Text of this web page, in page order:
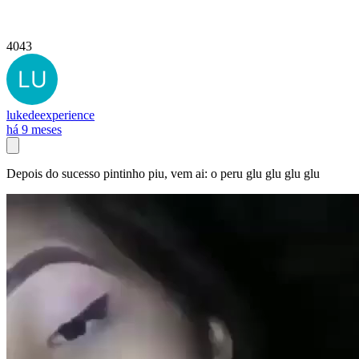
4043
lukedeexperience
há 9 meses
Depois do sucesso pintinho piu, vem ai: o peru glu glu glu glu